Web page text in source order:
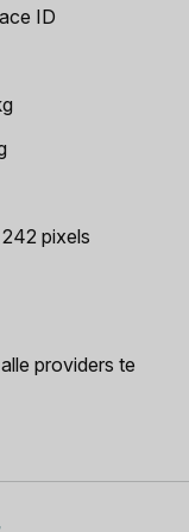
ID
pixels
providers te